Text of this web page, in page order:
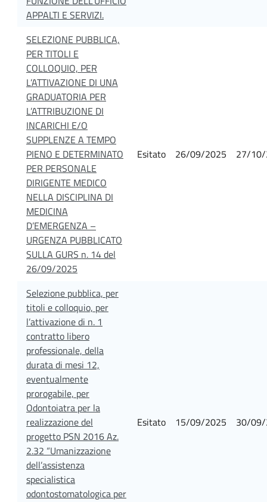
APPALTI E SERVIZI.
SELEZIONE PUBBLICA,
PER TITOLI E
COLLOQUIO, PER
L’ATTIVAZIONE DI UNA
GRADUATORIA PER
L’ATTRIBUZIONE DI
INCARICHI E/O
SUPPLENZE A TEMPO
PIENO E DETERMINATO
PER PERSONALE
DIRIGENTE MEDICO
NELLA DISCIPLINA DI
MEDICINA
D’EMERGENZA –
URGENZA PUBBLICATO
SULLA GURS n. 14 del
26/09/2025
Esitato 26/09/2025 27/
Selezione pubblica, per
titoli e colloquio, per
l’attivazione di n. 1
contratto libero
professionale, della
durata di mesi 12,
eventualmente
prorogabile, per
Odontoiatra per la
realizzazione del
progetto PSN 2016 Az.
2.32 “Umanizzazione
dell’assistenza
specialistica
odontostomatologica per
Esitato 15/09/2025 30/